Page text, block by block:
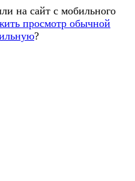
на сайт с мобильного
просмотр обычной
?